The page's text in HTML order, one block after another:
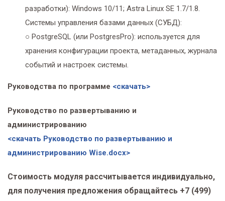
разработки): Windows 10/11; Astra Linux SE 1.7/1.8.
Системы управления базами данных (СУБД):
○ PostgreSQL (или PostgresPro): используется для
хранения конфигурации проекта, метаданных, журнала
событий и настроек системы.
Руководства по программе <скачать>
Руководство по развертыванию и
администрированию
<скачать Руководство по развертыванию и
администрированию Wise.docx>
Стоимость модуля рассчитывается индивидуально,
для получения предложения обращайтесь +7 (499)